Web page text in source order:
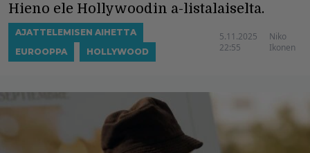
Hieno ele Hollywoodin a-listalaiselta.
AJATTELEMISEN AIHETTA
EUROOPPA
HOLLYWOOD
5.11.2025
22:55
Niko
Ikonen